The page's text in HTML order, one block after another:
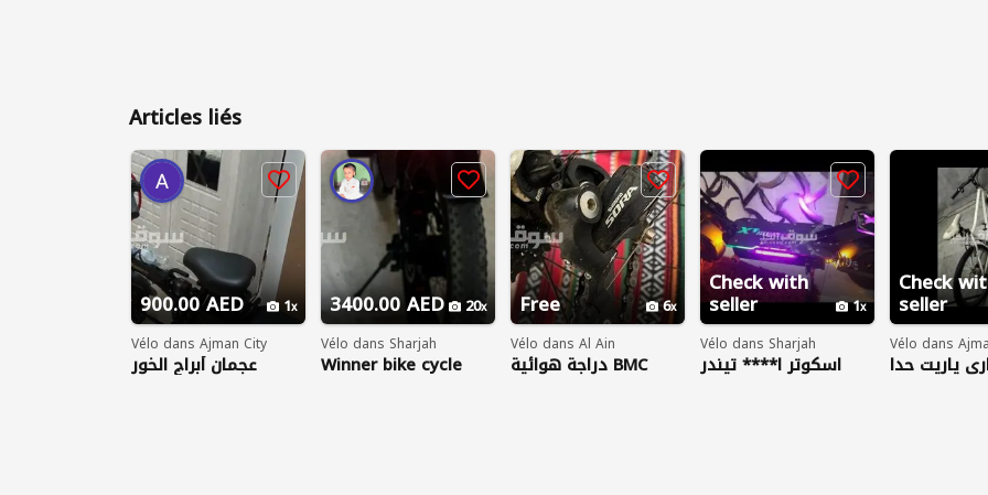
Articles liés
900.00 AED 1
Vélo dans Ajman City
عجمان أبراج الخور
3400.00 AED 20
Vélo dans Sharjah
Winner bike cycle
Free 6
Vélo dans Al Ain
دراجة هوائية BMC
team machine
Check with
seller 1
Vélo dans Sharjah
اسكوتر ا**** تيندر
2024
Check
seller
Vélo dans
ياريت حدا